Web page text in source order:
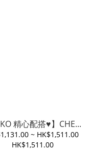
精心配搭♥️】CHE...
~ HK$1,511.00
HK$1,511.00